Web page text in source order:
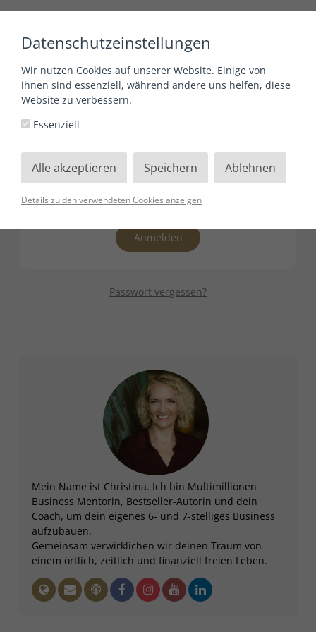
Datenschutzeinstellungen
Wir nutzen Cookies auf unserer Website. Einige von
ihnen sind essenziell, während andere uns helfen, diese
Website zu verbessern.
Essenziell
Alle akzeptieren Speichern Ablehnen
Details zu den verwendeten Cookies anzeigen
Anmelden
Anmelden
Passwort vergessen?
Mein Name ist Christina. Ich bin Multimillionen
Business Mentorin, Bestseller-Autorin und dein
Coach, um dein eigenes 6- und 7-stelliges Business
aufzubauen.
Gemeinsam verwirklichen wir deinen Traum von
einem örtlich, zeitlich und finanziell freien Leben.